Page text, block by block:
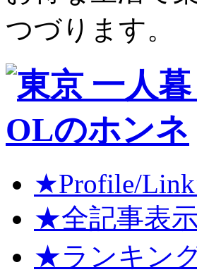
つづります。
★Profile/
★全記事表
★ランキン